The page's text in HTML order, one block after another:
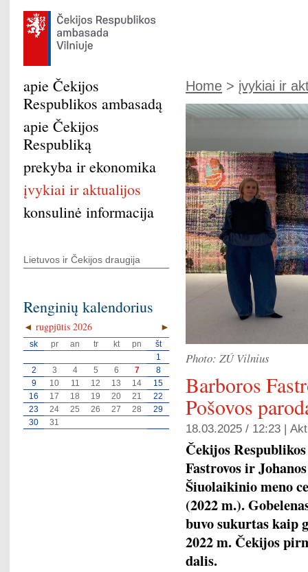
Home > įvykiai ir
Photo: ZÚ Vilnius
Barboros
Pošovos
18.03.2025 / 12:23 |
Čekijos
Fastrovos ir
Šiuolaikinio meno
(2022 m.).
buvo sukurtas kaip
2022 m. Čekijos
dalis.
apie Čekijos
Respublikos ambasadą
apie Čekijos
Respubliką
prekyba ir ekonomika
įvykiai ir aktualijos
konsulinė informacija
Lietuvos ir Čekijos draugija
Renginių kalendorius
◄ ►
rugpjūtis 2026
sk pr an tr kt pn
št
1
2
3 4 5 6 7
8
9
10 11 12 13 14
15
16
17 18 19 20 21
22
23
24 25 26 27 28
29
30
31